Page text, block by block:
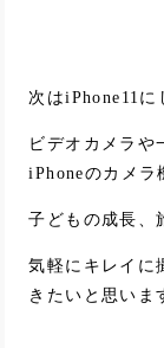
次はiPhone11に
ビデオカメラや
iPhoneのカメラ
子どもの成長、
気軽にキレイに
きたいと思いま